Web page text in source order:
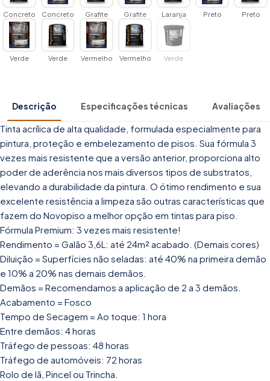
Concreto Concreto Grafite Grafite Laranja Preto Preto
Verde Verde Vermelho Vermelho Verde
Descrição Especificações técnicas Avaliações
Tinta acrílica de alta qualidade, formulada especialmente para
pintura, proteção e embelezamento de pisos. Sua fórmula 3
vezes mais resistente que a versão anterior, proporciona alto
poder de aderência nos mais diversos tipos de substratos,
elevando a durabilidade da pintura. O ótimo rendimento e sua
excelente resistência a limpeza são outras características que
fazem do Novopiso a melhor opção em tintas para piso.
Fórmula Premium: 3 vezes mais resistente!
Rendimento = Galão 3,6L: até 24m² acabado. (Demais cores)
Diluição = Superfícies não seladas: até 40% na primeira demão
e 10% a 20% nas demais demãos.
Demãos = Recomendamos a aplicação de 2 a 3 demãos.
Acabamento = Fosco
Tempo de Secagem = Ao toque: 1 hora
Entre demãos: 4 horas
Tráfego de pessoas: 48 horas
Tráfego de automóveis: 72 horas
Rolo de lã, Pincel ou Trincha.